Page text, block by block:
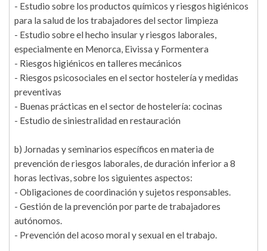
- Estudio sobre los productos químicos y riesgos higiénicos
para la salud de los trabajadores del sector limpieza
- Estudio sobre el hecho insular y riesgos laborales,
especialmente en Menorca, Eivissa y Formentera
- Riesgos higiénicos en talleres mecánicos
- Riesgos psicosociales en el sector hostelería y medidas
preventivas
- Buenas prácticas en el sector de hostelería: cocinas
- Estudio de siniestralidad en restauración
b) Jornadas y seminarios específicos en materia de
prevención de riesgos laborales, de duración inferior a 8
horas lectivas, sobre los siguientes aspectos:
- Obligaciones de coordinación y sujetos responsables.
- Gestión de la prevención por parte de trabajadores
autónomos.
- Prevención del acoso moral y sexual en el trabajo.